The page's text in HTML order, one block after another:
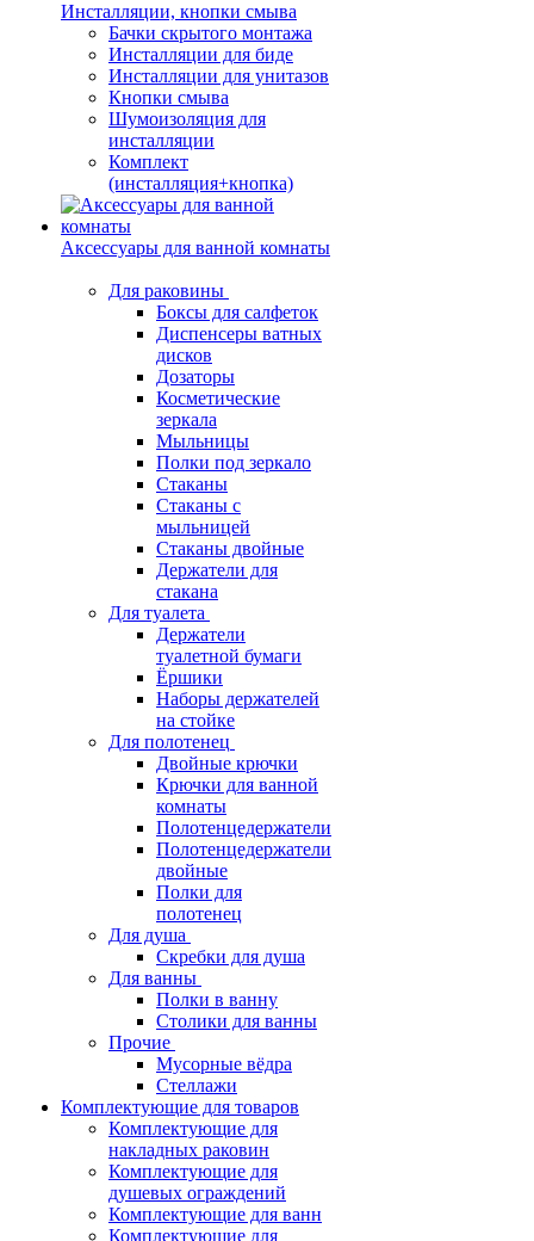
Инсталляции, кнопки смыва
Бачки скрытого монтажа
Инсталляции для биде
Инсталляции для унитазов
Кнопки смыва
Шумоизоляция для
инсталляции
Комплект
(инсталляция+кнопка)
Аксессуары для ванной комнаты
Для раковины
Боксы для салфеток
Диспенсеры ватных
дисков
Дозаторы
Косметические
зеркала
Мыльницы
Полки под зеркало
Стаканы
Стаканы с
мыльницей
Стаканы двойные
Держатели для
стакана
Для туалета
Держатели
туалетной бумаги
Ёршики
Наборы держателей
на стойке
Для полотенец
Двойные крючки
Крючки для ванной
комнаты
Полотенцедержатели
Полотенцедержатели
двойные
Полки для
полотенец
Для душа
Скребки для душа
Для ванны
Полки в ванну
Столики для ванны
Прочие
Мусорные вёдра
Стеллажи
Комплектующие для товаров
Комплектующие для
накладных раковин
Комплектующие для
душевых ограждений
Комплектующие для ванн
Комплектующие для